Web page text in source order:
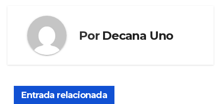
Por Decana Uno
Entrada relacionada